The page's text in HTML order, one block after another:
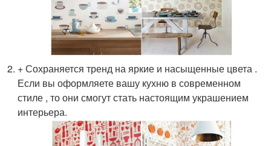
+ Сохраняется тренд на яркие и насыщенные цвета .
Если вы оформляете вашу кухню в современном
стиле , то они смогут стать настоящим украшением
интерьера.